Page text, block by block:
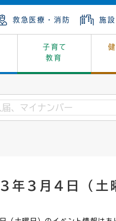
救急医療・消防 施設
子育て
教育
険・年金
地・斎場
戸籍謄本・抄本
育
級閉鎖
祉
保健所
化財
はじめよう
ーボンニュートラル
祉・介護
舎案内
計
情報公開・個人情報
3月4日（土